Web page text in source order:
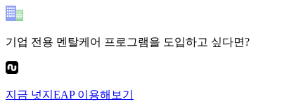
기업 전용 멘탈케어 프로그램을 도입하고 싶다면?
지금 넛지EAP이용해보기